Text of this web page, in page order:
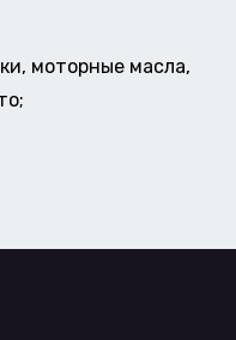
моторные масла,